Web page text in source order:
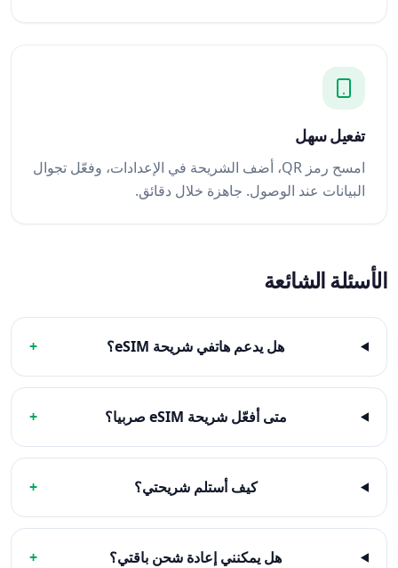
تفعيل سهل
امسح رمز QR، أضف الشريحة في الإعدادات، وفعّل تجوال
البيانات عند الوصول. جاهزة خلال دقائق.
الأسئلة الشائعة
هل يدعم هاتفي شريحة eSIM؟ +
متى أفعّل شريحة eSIM صربيا؟ +
كيف أستلم شريحتي؟ +
هل يمكنني إعادة شحن باقتي؟ +